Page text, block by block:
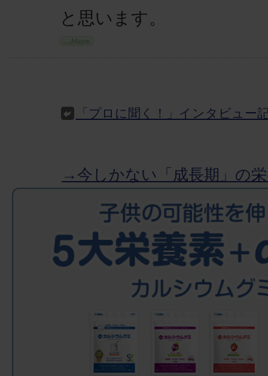
と思います。
「プロに聞く！」インタビュー
→今しかない「成長期」の